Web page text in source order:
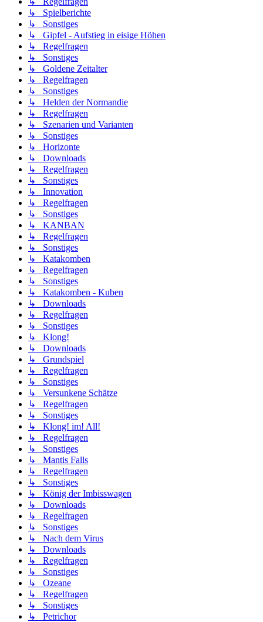
↳ Spielberichte
↳ Sonstiges
↳ Gipfel - Aufstieg in eisige Höhen
↳ Regelfragen
↳ Sonstiges
↳ Goldene Zeitalter
↳ Regelfragen
↳ Sonstiges
↳ Helden der Normandie
↳ Regelfragen
↳ Szenarien und Varianten
↳ Sonstiges
↳ Horizonte
↳ Downloads
↳ Regelfragen
↳ Sonstiges
↳ Innovation
↳ Regelfragen
↳ Sonstiges
↳ KANBAN
↳ Regelfragen
↳ Sonstiges
↳ Katakomben
↳ Regelfragen
↳ Sonstiges
↳ Katakomben - Kuben
↳ Downloads
↳ Regelfragen
↳ Sonstiges
↳ Klong!
↳ Downloads
↳ Grundspiel
↳ Regelfragen
↳ Sonstiges
↳ Versunkene Schätze
↳ Regelfragen
↳ Sonstiges
↳ Klong! im! All!
↳ Regelfragen
↳ Sonstiges
↳ Mantis Falls
↳ Regelfragen
↳ Sonstiges
↳ König der Imbisswagen
↳ Downloads
↳ Regelfragen
↳ Sonstiges
↳ Nach dem Virus
↳ Downloads
↳ Regelfragen
↳ Sonstiges
↳ Ozeane
↳ Regelfragen
↳ Sonstiges
↳ Petrichor